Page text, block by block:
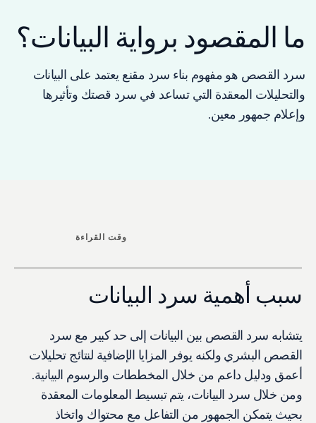
ما المقصود برواية البيانات؟
سرد القصص هو مفهوم بناء سرد مقنع يعتمد على البيانات
والتحليلات المعقدة التي تساعد في سرد قصتك وتأثيرها
وإعلام جمهور معين.
وقت القراءة
سبب أهمية سرد البيانات
يتشابه سرد القصص بين البيانات إلى حد كبير مع سرد
القصص البشري ولكنه يوفر المزايا الإضافية لنتائج تحليلات
أعمق ودليل داعم من خلال المخططات والرسوم البيانية.
ومن خلال سرد البيانات، يتم تبسيط المعلومات المعقدة
بحيث يتمكن الجمهور من التفاعل مع محتواك واتخاذ